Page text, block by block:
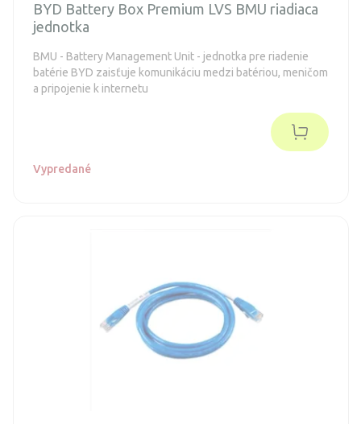
BYD Battery Box Premium LVS BMU riadiaca
jednotka
BMU - Battery Management Unit - jednotka pre riadenie
batérie BYD zaisťuje komunikáciu medzi batériou, meničom
a pripojenie k internetu
Vypredané